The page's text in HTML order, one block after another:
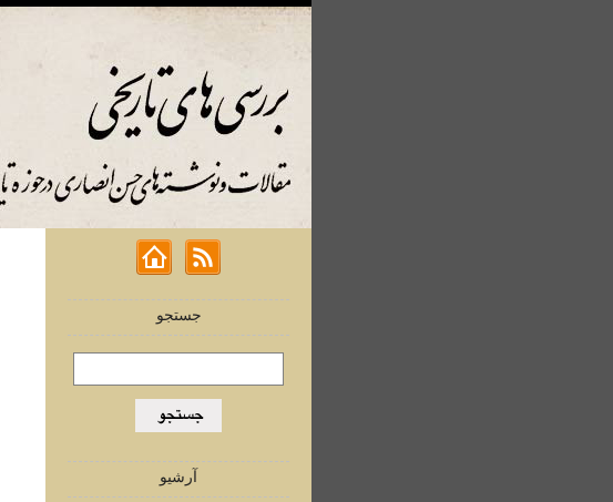
جستجو
آرشیو